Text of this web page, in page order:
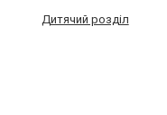
Дитячий розділ